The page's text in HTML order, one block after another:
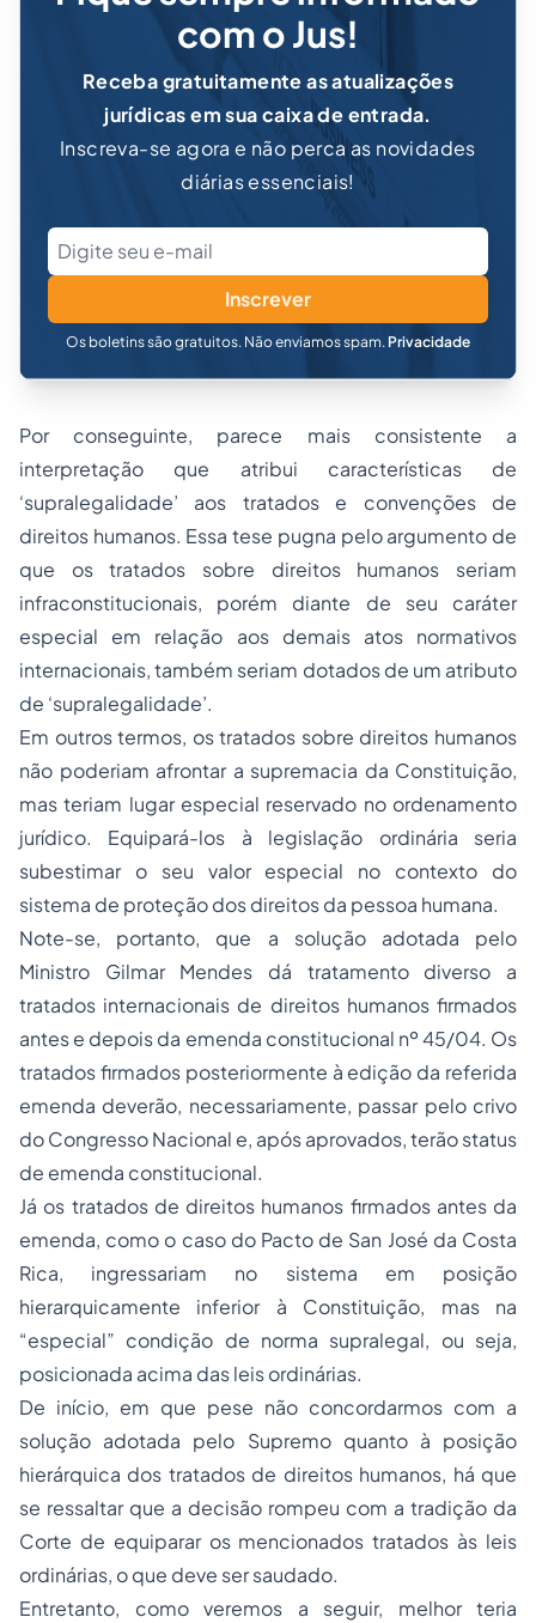
com o Jus!
Receba gratuitamente as atualizações
jurídicas em sua caixa de entrada.
Inscreva-se agora e não perca as novidades
diárias essenciais!
Inscrever
Os boletins são gratuitos. Não enviamos spam. Privacidade
Por conseguinte, parece mais consistente a
interpretação que atribui características de
‘supralegalidade’ aos tratados e convenções de
direitos humanos. Essa tese pugna pelo argumento de
que os tratados sobre direitos humanos seriam
infraconstitucionais, porém diante de seu caráter
especial em relação aos demais atos normativos
internacionais, também seriam dotados de um atributo
de ‘supralegalidade’.
Em outros termos, os tratados sobre direitos humanos
não poderiam afrontar a supremacia da Constituição,
mas teriam lugar especial reservado no ordenamento
jurídico. Equipará-los à legislação ordinária seria
subestimar o seu valor especial no contexto do
sistema de proteção dos direitos da pessoa humana.
Note-se, portanto, que a solução adotada pelo
Ministro Gilmar Mendes dá tratamento diverso a
tratados internacionais de direitos humanos firmados
antes e depois da emenda constitucional nº 45/04. Os
tratados firmados posteriormente à edição da referida
emenda deverão, necessariamente, passar pelo crivo
do Congresso Nacional e, após aprovados, terão status
de emenda constitucional.
Já os tratados de direitos humanos firmados antes da
emenda, como o caso do Pacto de San José da Costa
Rica, ingressariam no sistema em posição
hierarquicamente inferior à Constituição, mas na
“especial” condição de norma supralegal, ou seja,
posicionada acima das leis ordinárias.
De início, em que pese não concordarmos com a
solução adotada pelo Supremo quanto à posição
hierárquica dos tratados de direitos humanos, há que
se ressaltar que a decisão rompeu com a tradição da
Corte de equiparar os mencionados tratados às leis
ordinárias, o que deve ser saudado.
Entretanto, como veremos a seguir, melhor teria